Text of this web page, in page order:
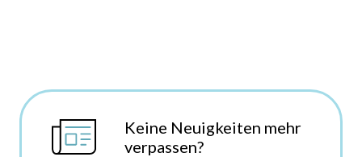
Keine Neuigkeiten mehr
verpassen?